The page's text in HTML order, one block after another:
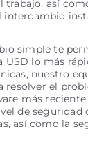
trabajo, así
simple te
USD lo más
nuestro
resolver el
más
de seguridad
así como la